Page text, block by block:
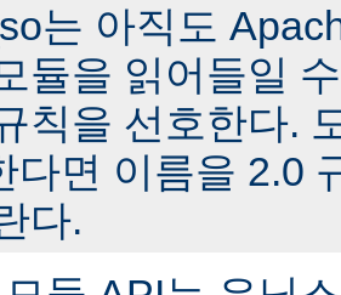
는 아직도
듈을 읽어들일
칙을 선호한다.
다면 이름을 2.0
다.